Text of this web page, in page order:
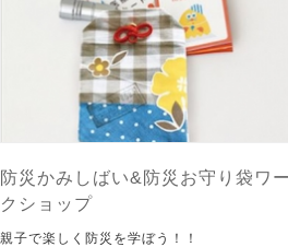
防災かみしばい&防災お守り袋ワー
クショップ
親子で楽しく防災を学ぼう！！